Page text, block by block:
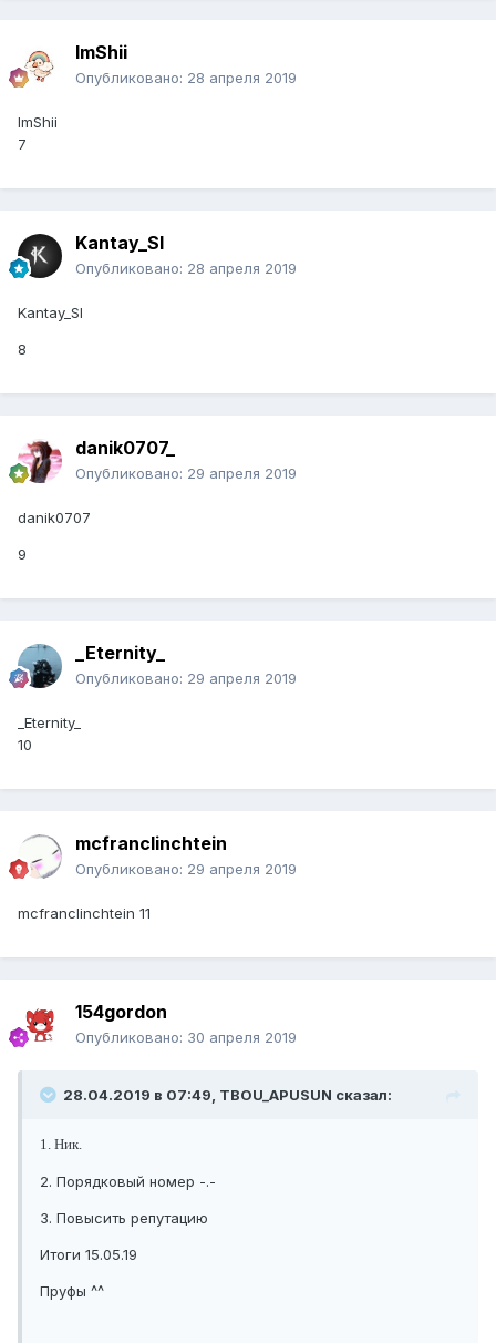
ImShii
Опубликовано: 28 апреля 2019
ImShii
7
Kantay_Sl
Опубликовано: 28 апреля 2019
Kantay_Sl
8
danik0707_
Опубликовано: 29 апреля 2019
danik0707
9
_Eternity_
Опубликовано: 29 апреля 2019
_Eternity_
10
mcfranclinchtein
Опубликовано: 29 апреля 2019
mcfranclinchtein 11
154gordon
Опубликовано: 30 апреля 2019
28.04.2019 в 07:49, TBOU_APUSUN сказал:
1. Ник.
2. Порядковый номер -.-
3. Повысить репутацию
Итоги 15.05.19
Пруфы ^^